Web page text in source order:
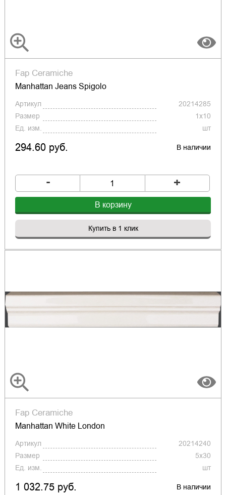
Fap Ceramiche
Manhattan Jeans Spigolo
Артикул
20214285
Размер
1x10
Ед. изм.
шт
294.60 руб. В наличии
- +
В корзину
Купить в 1 клик
Fap Ceramiche
Manhattan White London
Артикул
20214240
Размер
5x30
Ед. изм.
шт
1 032.75 руб. В наличии